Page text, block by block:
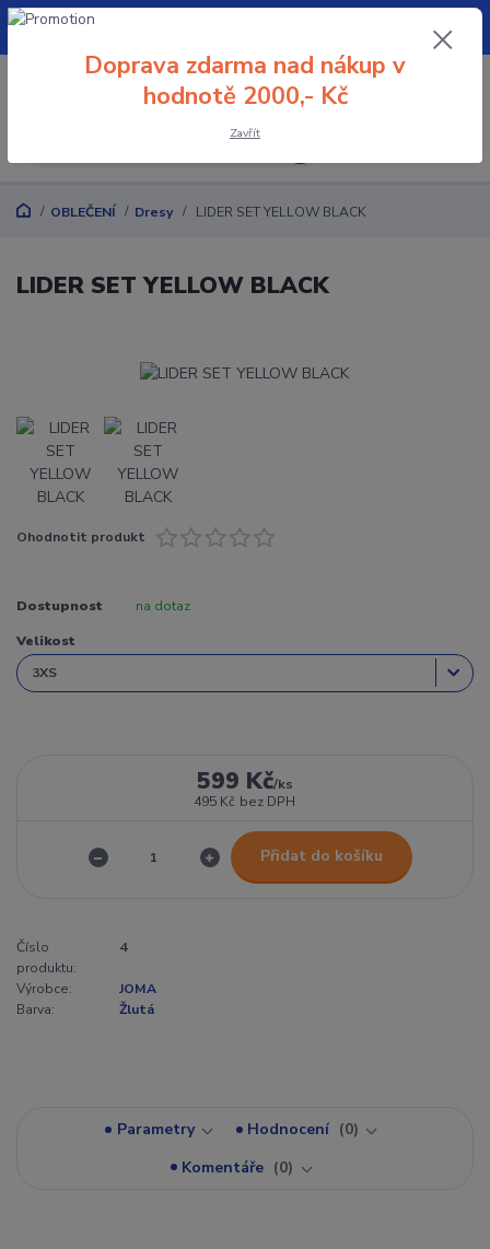
+420 608 032 114
0 Kč
OBLEČENÍ Dresy LIDER SET YELLOW BLACK
LIDER SET YELLOW BLACK
Ohodnotit produkt
Dostupnost na dotaz
Velikost
599 Kč/ks
495 Kč bez DPH
Přidat do košíku
Číslo
produktu:
4
Výrobce:
JOMA
Barva:
Žlutá
Parametry Hodnocení
0
Komentáře
0
Doprava zdarma nad nákup v
hodnotě 2000,- Kč
Zavřít